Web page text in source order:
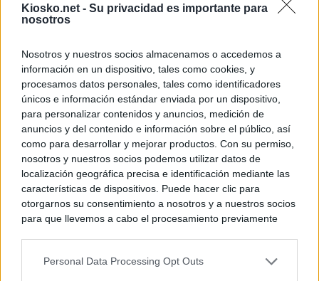
Kiosko.net - Su privacidad es importante para
nosotros
Nosotros y nuestros socios almacenamos o accedemos a
información en un dispositivo, tales como cookies, y
procesamos datos personales, tales como identificadores
únicos e información estándar enviada por un dispositivo,
para personalizar contenidos y anuncios, medición de
anuncios y del contenido e información sobre el público, así
como para desarrollar y mejorar productos. Con su permiso,
nosotros y nuestros socios podemos utilizar datos de
localización geográfica precisa e identificación mediante las
características de dispositivos. Puede hacer clic para
otorgarnos su consentimiento a nosotros y a nuestros socios
para que llevemos a cabo el procesamiento previamente
negar su consentimiento. Tenga en cuenta que algún
Personal Data Processing Opt Outs